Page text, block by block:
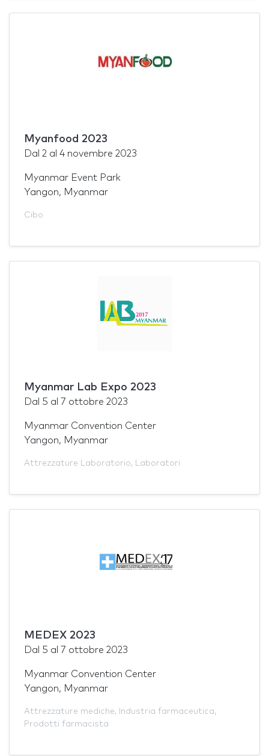
Myanfood 2023
Dal 2 al 4 novembre 2023
Myanmar Event Park
Yangon, Myanmar
Cibo
Myanmar Lab Expo 2023
Dal 5 al 7 ottobre 2023
Myanmar Convention Center
Yangon, Myanmar
Attrezzature Laboratorio, Laboratori
MEDEX 2023
Dal 5 al 7 ottobre 2023
Myanmar Convention Center
Yangon, Myanmar
Attrezzature mediche, Industria farmaceutica,
Prodotti farmacista